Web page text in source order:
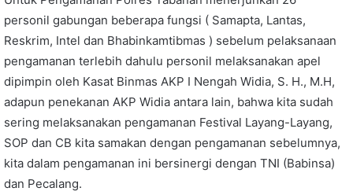
personil gabungan beberapa fungsi ( Samapta, Lantas,
Reskrim, Intel dan Bhabinkamtibmas ) sebelum pelaksanaan
pengamanan terlebih dahulu personil melaksanakan apel
dipimpin oleh Kasat Binmas AKP I Nengah Widia, S. H., M.H,
adapun penekanan AKP Widia antara lain, bahwa kita sudah
sering melaksanakan pengamanan Festival Layang-Layang,
SOP dan CB kita samakan dengan pengamanan sebelumnya,
kita dalam pengamanan ini bersinergi dengan TNI (Babinsa)
dan Pecalang.